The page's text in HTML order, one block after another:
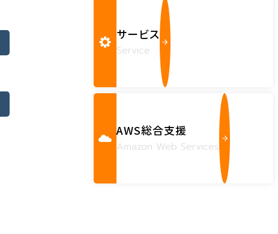
サービス
Service
AWS総合支援
Amazon Web Services